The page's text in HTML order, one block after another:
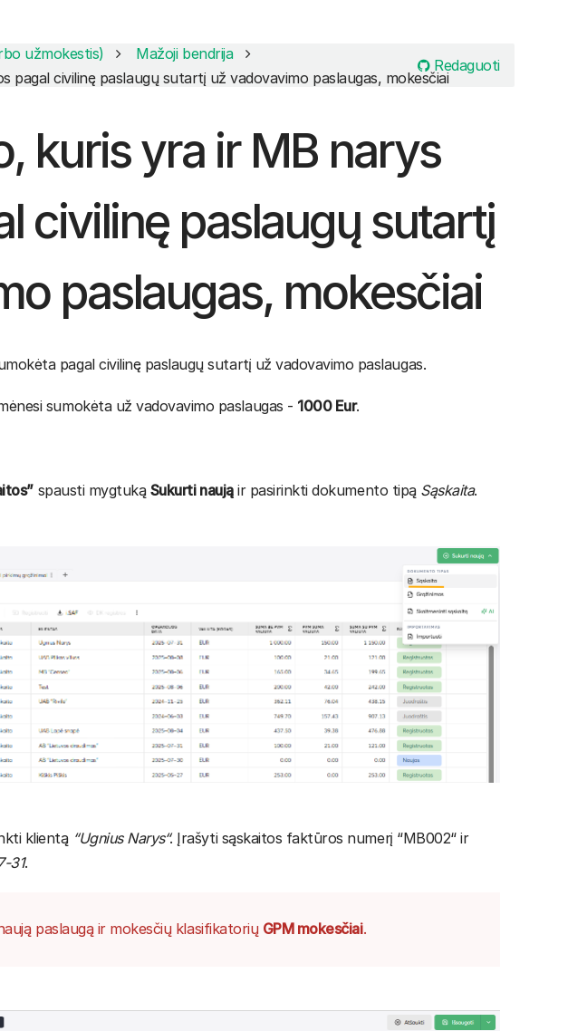
Redaguoti
užmokestis)
Mažoji bendrija
pagal civilinę paslaugų sutartį už vadovavimo paslaugas, mokesčiai
kuris yra ir MB narys
civilinę paslaugų sutartį
paslaugas, mokesčiai
pagal civilinę paslaugų sutartį už vadovavimo paslaugas.
sumokėta už vadovavimo paslaugas - 1000 Eur.
spausti mygtuką Sukurti naująir pasirinkti dokumento tipą Sąskaita.
klientą “Ugnius Narys“. Įrašyti sąskaitos faktūros numerį “MB002“ ir
31.
paslaugą ir mokesčių klasifikatorių GPM mokesčiai.